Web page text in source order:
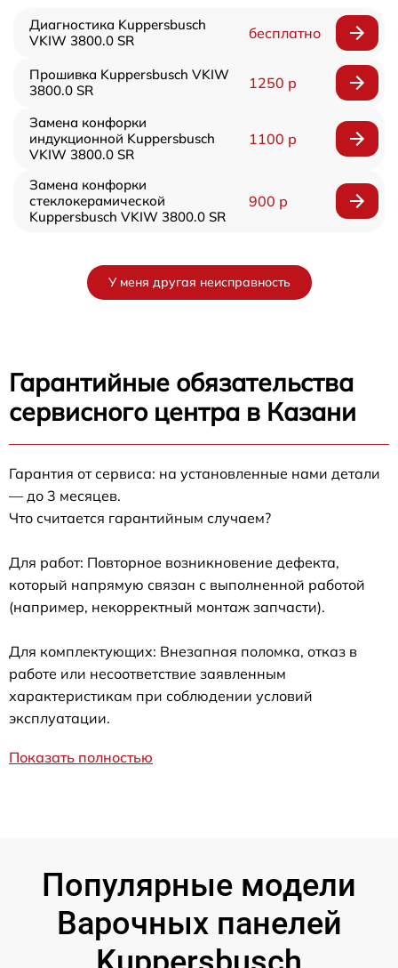
Диагностика Kuppersbusch
VKIW 3800.0 SR
бесплатно
Прошивка Kuppersbusch VKIW
3800.0 SR
1250 р
Замена конфорки
индукционной Kuppersbusch
VKIW 3800.0 SR
1100 р
Замена конфорки
стеклокерамической
Kuppersbusch VKIW 3800.0 SR
900 р
У меня другая неисправность
Гарантийные обязательства
сервисного центра в Казани
Гарантия от сервиса: на установленные нами детали
— до 3 месяцев.
Что считается гарантийным случаем?
Для работ: Повторное возникновение дефекта,
который напрямую связан с выполненной работой
(например, некорректный монтаж запчасти).
Для комплектующих: Внезапная поломка, отказ в
работе или несоответствие заявленным
характеристикам при соблюдении условий
эксплуатации.
Показать полностью
Популярные модели
Варочных панелей